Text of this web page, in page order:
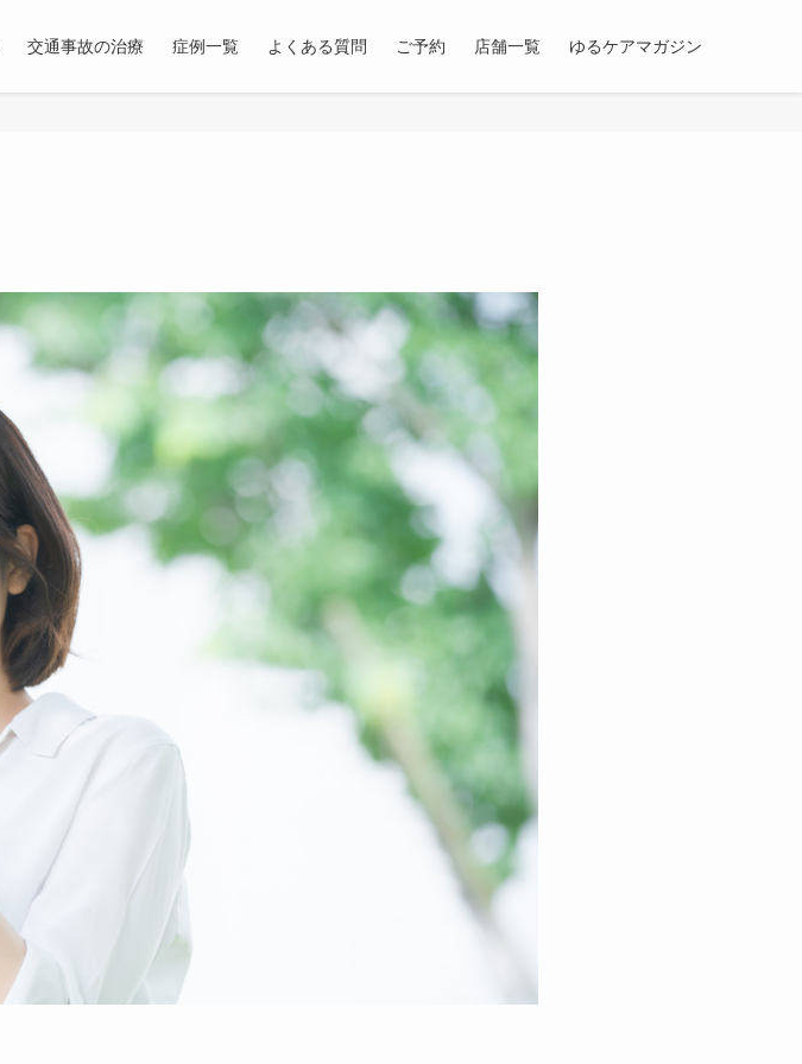
交通事故の治療 症例一覧 よくある質問 ご予約 店舗一覧 ゆるケアマガジン